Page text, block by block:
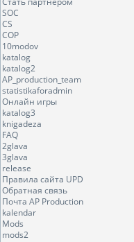
SOC
CS
COP
10modov
katalog
katalog2
AP_production_team
statistikaforadmin
Онлайн игры
katalog3
knigadeza
FAQ
2glava
3glava
release
Правила сайта UPD
Обратная связь
Почта AP Production
kalendar
Mods
mods2